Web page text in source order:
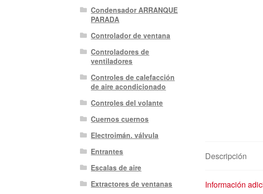
Descripción
Información
Condensador ARRANQUE
PARADA
Controlador de ventana
Controladores de
ventiladores
Controles de calefacción
de aire acondicionado
Controles del volante
Cuernos cuernos
Electroimán. válvula
Entrantes
Escalas de aire
Extractores de ventanas